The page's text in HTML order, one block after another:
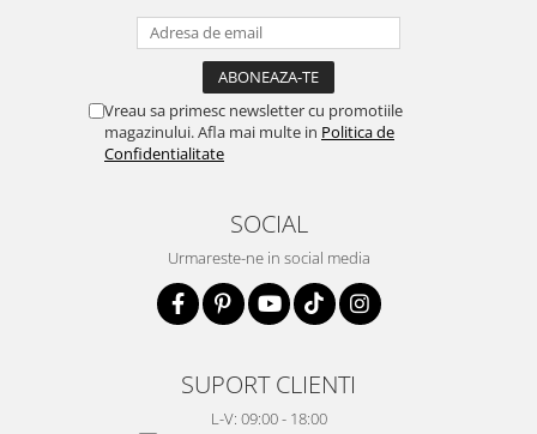
Vreau sa primesc newsletter cu promotiile
magazinului. Afla mai multe in Politica de
Confidentialitate
SOCIAL
Urmareste-ne in social media
SUPORT CLIENTI
L-V: 09:00 - 18:00